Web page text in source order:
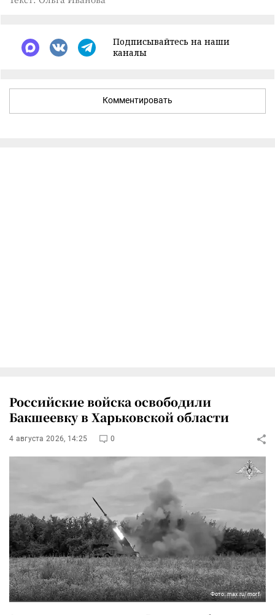
Подписывайтесь на наши
каналы
Комментировать
Российские войска освободили
Бакшеевку в Харьковской области
4 августа 2026, 14:25 0
Фото: max.ru/morf